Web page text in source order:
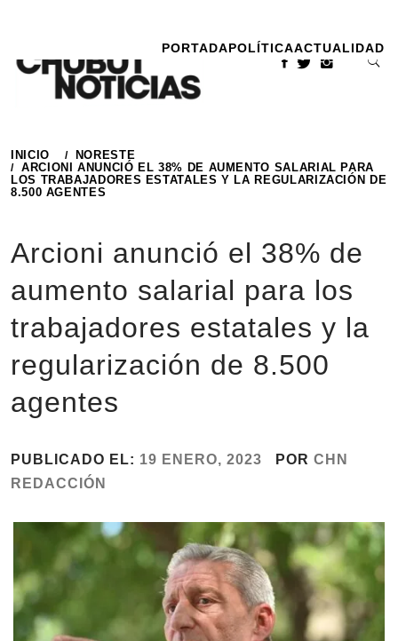
contenido
PORTADAPOLÍTICAACTUALIDAD
INICIO
NORESTE
ARCIONI ANUNCIÓ EL 38% DE AUMENTO SALARIAL PARA
LOS TRABAJADORES ESTATALES Y LA REGULARIZACIÓN DE
8.500 AGENTES
Arcioni anunció el 38% de
aumento salarial para los
trabajadores estatales y la
regularización de 8.500
agentes
PUBLICADO EL: 19 ENERO, 2023 POR CHN
REDACCIÓN